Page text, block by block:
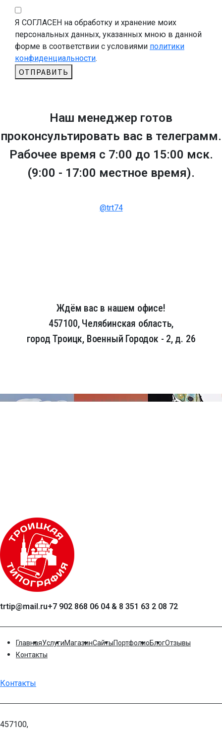
Я СОГЛАСЕН на обработку и хранение моих
персональных данных, указанных мною в данной
форме в соответствии с условиями политики
конфиденциальности.
ОТПРАВИТЬ
Наш менеджер готов
проконсультировать вас в телеграмм.
Рабочее время с 7:00 до 15:00 мск.
(9:00 - 17:00 местное время).
@trt74
Ждём вас в нашем офисе!
457100, Челябинская область,
город Троицк, Военный Городок - 2, д. 26
trtip@mail.ru+7 902 868 06 04 & 8 351 63 2 08 72
ГлавнаяУслугиМагазинСайтыПортфолиоБлогОтзывы
Контакты
Контакты
457100,